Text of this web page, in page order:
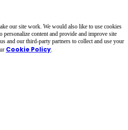
our site work. We would also like to use cookies
personalize content and provide and improve site
and our third-party partners to collect and use your
Cookie Policy.